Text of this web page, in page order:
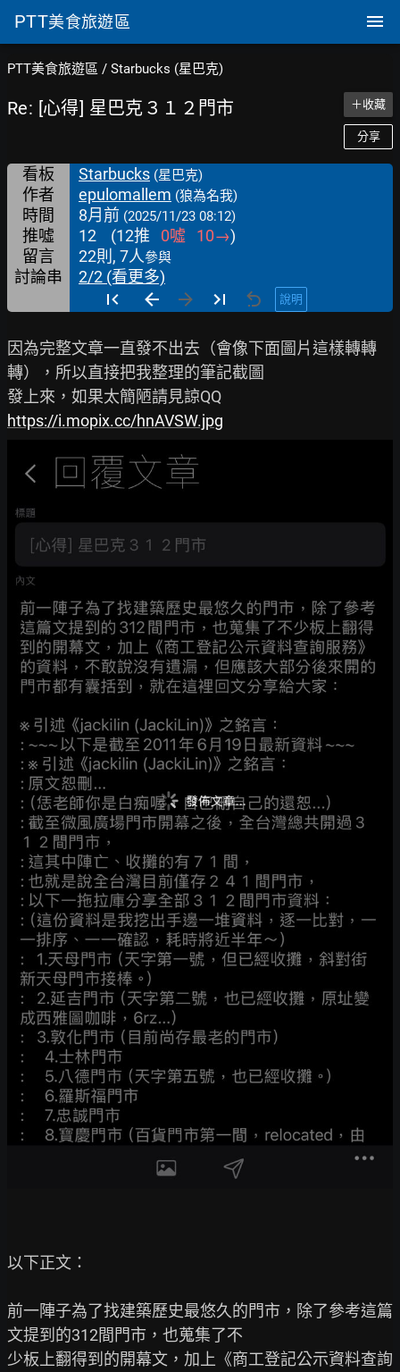
PTT美食旅遊區
PTT美食旅遊區 / Starbucks (星巴克)
Re: [心得] 星巴克３１２門市 ＋收藏
分享
看板 Starbucks (星巴克)
作者 epulomallem (狼為名我)
時間 8月前 (2025/11/23 08:12)
推噓 12 (12推 0噓 10→)
留言
22則, 7人參與
討論串 2/2 (看更多)
說明
因為完整文章一直發不出去（會像下面圖片這樣轉轉
轉），所以直接把我整理的筆記截圖
https://i.mopix.cc/hnAVSW.jpg
以下正文：
前一陣子為了找建築歷史最悠久的門市，除了參考這篇
文提到的312間門市，也蒐集了不
少板上翻得到的開幕文，加上《商工登記公示資料查詢